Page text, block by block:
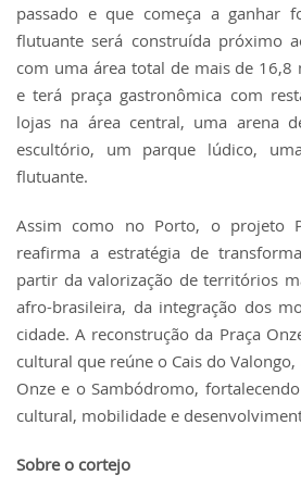
passado e que começa a ganhar
flutuante será construída próximo
com uma área total de mais de
e terá praça gastronômica com
lojas na área central, uma arena
escultório, um parque lúdico,
flutuante.
Assim como no Porto, o projeto
reafirma a estratégia de
partir da valorização de territórios
afro-brasileira, da integração dos
cidade. A reconstrução da Praça
cultural que reúne o Cais do Valongo,
Onze e o Sambódromo,
cultural, mobilidade e
Sobre o cortejo